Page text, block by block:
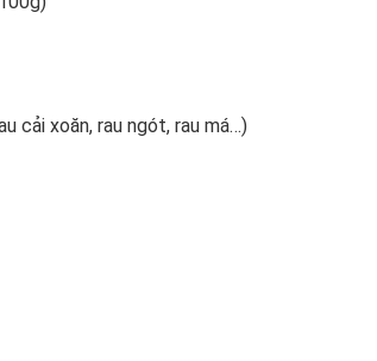
cải xoăn, rau ngót, rau má…)